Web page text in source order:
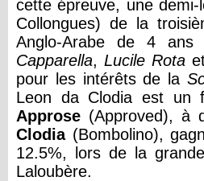
cette épreuve, une
Collongues) de la
Anglo-Arabe de 4
Capparella, Lucile Rota
pour les intérêts de la
Leon da Clodia est un
Approse (Approved), à
Clodia(Bombolino),
12.5%, lors de la
Laloubère.